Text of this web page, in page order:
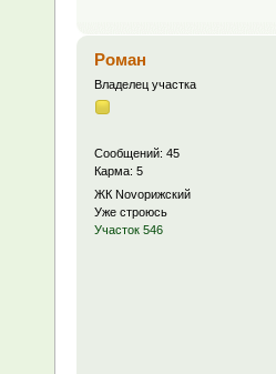
Роман
Владелец участка
Сообщений: 45
Карма: 5
ЖК Novoрижский
Уже строюсь
Участок 546